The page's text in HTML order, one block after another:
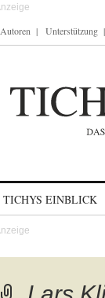
Autoren Unterstützung
TICHYS EINBLICK